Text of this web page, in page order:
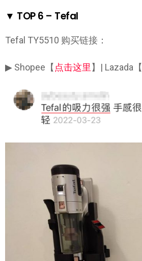
▼ TOP 6 – Tefal
Tefal TY5510 购买链接：
▶ Shopee【点击这里】| Lazada【